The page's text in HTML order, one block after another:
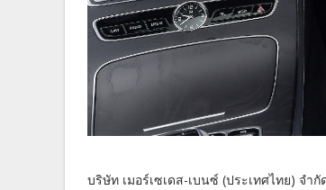
บริษัท เมอร์เซเดส-เบนซ์ (ประเทศไทย) จ